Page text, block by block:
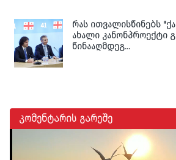
რას ითვალისწინებს
ახალი კანონპროექტი
წინააღმდეგ...
კომენტარის გარეშე